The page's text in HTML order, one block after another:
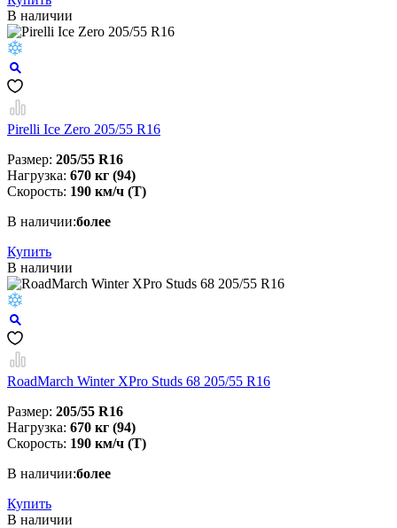
В наличии
Pirelli Ice Zero 205/55 R16
Размер: 205/55 R16
Нагрузка: 670 кг (94)
Скорость: 190 км/ч (T)
В наличии:более
Купить
В наличии
RoadMarch Winter XPro Studs 68 205/55 R16
Размер: 205/55 R16
Нагрузка: 670 кг (94)
Скорость: 190 км/ч (T)
В наличии:более
Купить
В наличии